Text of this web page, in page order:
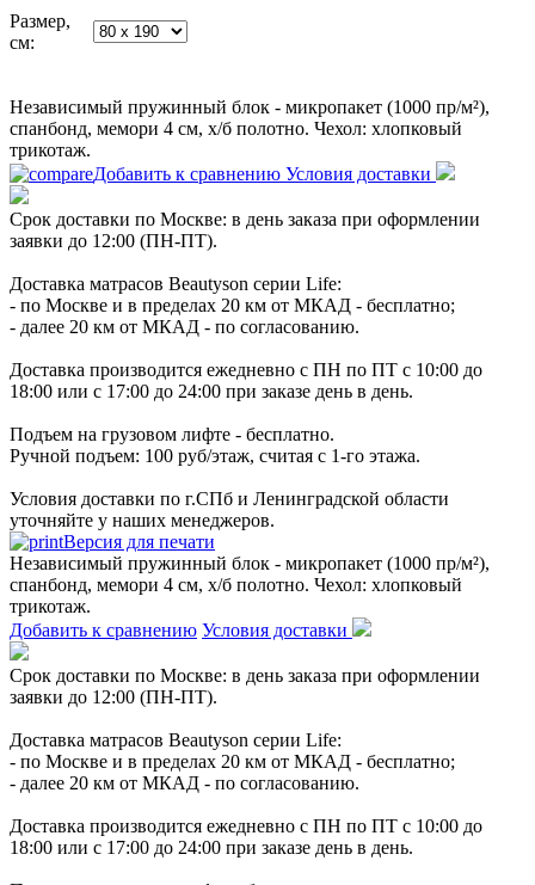
Размер,
см:
Независимый пружинный блок - микропакет (1000 пр/м²),
спанбонд, мемори 4 см, х/б полотно. Чехол: хлопковый
трикотаж.
Добавить к сравнению Условия доставки
Срок доставки по Москве: в день заказа при оформлении
заявки до 12:00 (ПН-ПТ).
Доставка матрасов Beautyson серии Life:
- по Москве и в пределах 20 км от МКАД - бесплатно;
- далее 20 км от МКАД - по согласованию.
Доставка производится ежедневно с ПН по ПТ с 10:00 до
18:00 или с 17:00 до 24:00 при заказе день в день.
Подъем на грузовом лифте - бесплатно.
Ручной подъем: 100 руб/этаж, считая с 1-го этажа.
Условия доставки по г.СПб и Ленинградской области
уточняйте у наших менеджеров.
Версия для печати
Независимый пружинный блок - микропакет (1000 пр/м²),
спанбонд, мемори 4 см, х/б полотно. Чехол: хлопковый
трикотаж.
Добавить к сравнению Условия доставки
Срок доставки по Москве: в день заказа при оформлении
заявки до 12:00 (ПН-ПТ).
Доставка матрасов Beautyson серии Life:
- по Москве и в пределах 20 км от МКАД - бесплатно;
- далее 20 км от МКАД - по согласованию.
Доставка производится ежедневно с ПН по ПТ с 10:00 до
18:00 или с 17:00 до 24:00 при заказе день в день.